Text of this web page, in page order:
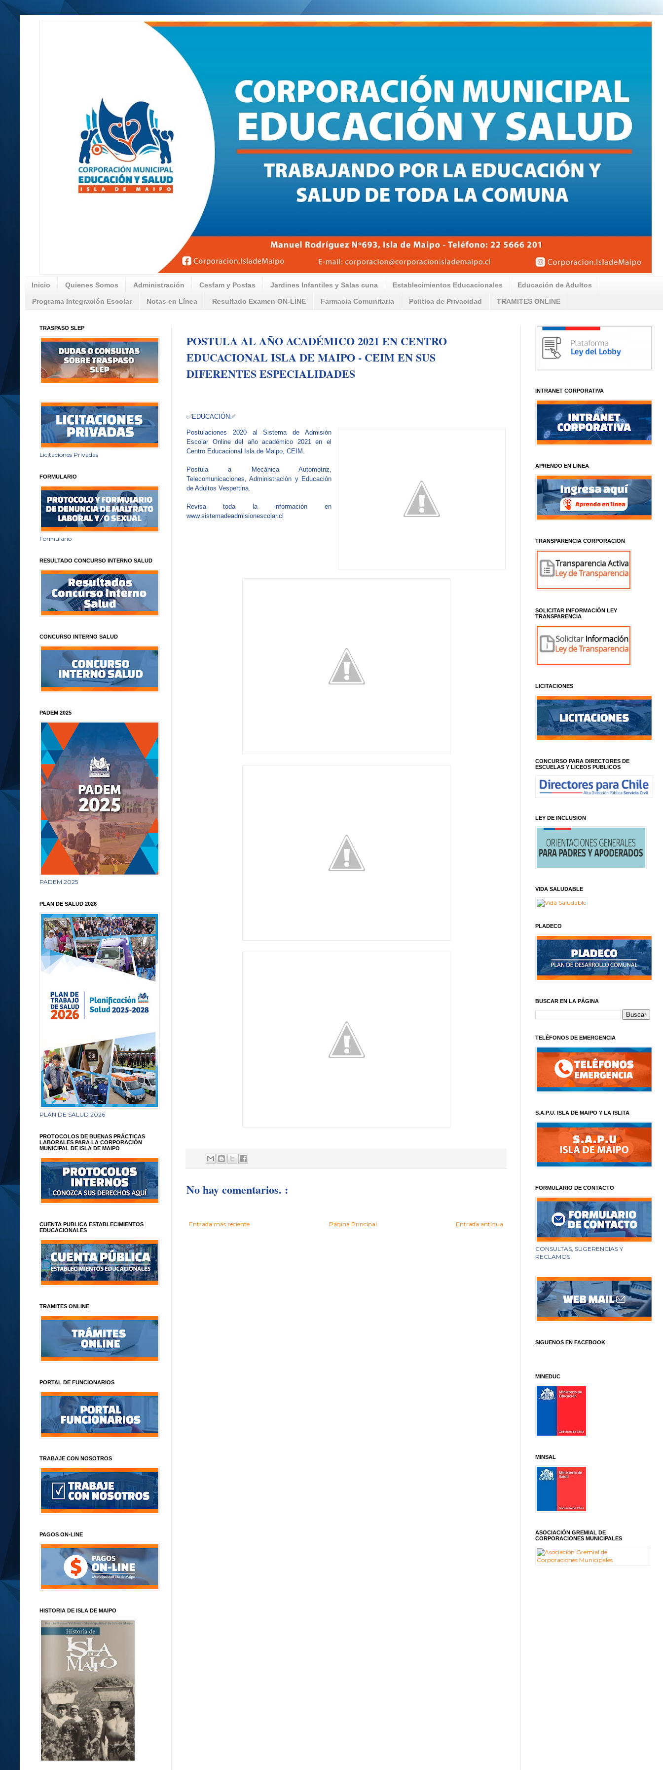
Inicio Quienes Somos Administración Cesfam y Postas Jardines Infantiles y Salas cuna Establecimientos Educacionales Educación de Adultos
Programa Integración Escolar Notas en Línea Resultado Examen ON-LINE Farmacia Comunitaria Politica de Privacidad TRAMITES ONLINE
POSTULA AL AÑO ACADÉMICO 2021 EN CENTRO
EDUCACIONAL ISLA DE MAIPO - CEIM EN SUS
DIFERENTES ESPECIALIDADES
✅EDUCACIÓN✅
Postulaciones 2020 al Sistema de Admisión
Escolar Online del año académico 2021 en el
Centro Educacional Isla de Maipo, CEIM.
Postula a Mecánica Automotriz,
Telecomunicaciones, Administración y Educación
de Adultos Vespertina.
Revisa toda la información en
www.sistemadeadmisionescolar.cl
No hay comentarios. :
Entrada más reciente Entrada antigua
Página Principal
TRASPASO SLEP
Licitaciones Privadas
FORMULARIO
Formulario
RESULTADO CONCURSO INTERNO SALUD
CONCURSO INTERNO SALUD
PADEM 2025
PADEM 2025
PLAN DE SALUD 2026
PLAN DE SALUD 2026
PROTOCOLOS DE BUENAS PRÁCTICAS
LABORALES PARA LA CORPORACIÓN
MUNICIPAL DE ISLA DE MAIPO
CUENTA PUBLICA ESTABLECIMIENTOS
EDUCACIONALES
TRAMITES ONLINE
PORTAL DE FUNCIONARIOS
TRABAJE CON NOSOTROS
PAGOS ON-LINE
HISTORIA DE ISLA DE MAIPO
INTRANET CORPORATIVA
APRENDO EN LINEA
TRANSPARENCIA CORPORACION
SOLICITAR INFORMACIÓN LEY
TRANSPARENCIA
LICITACIONES
CONCURSO PARA DIRECTORES DE
ESCUELAS Y LICEOS PUBLICOS
LEY DE INCLUSION
VIDA SALUDABLE
PLADECO
BUSCAR EN LA PÁGINA
TELÉFONOS DE EMERGENCIA
S.A.P.U. ISLA DE MAIPO Y LA ISLITA
FORMULARIO DE CONTACTO
CONSULTAS, SUGERENCIAS Y
RECLAMOS
SIGUENOS EN FACEBOOK
MINEDUC
MINSAL
ASOCIACIÓN GREMIAL DE
CORPORACIONES MUNICIPALES